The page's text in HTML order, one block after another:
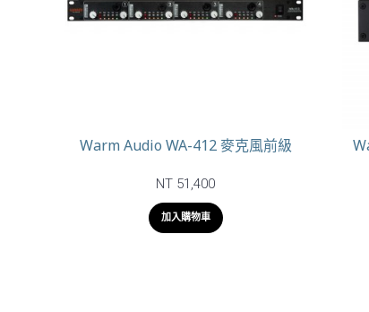
Warm Audio WA-412 麥克風前級
NT 51,400
加入購物車